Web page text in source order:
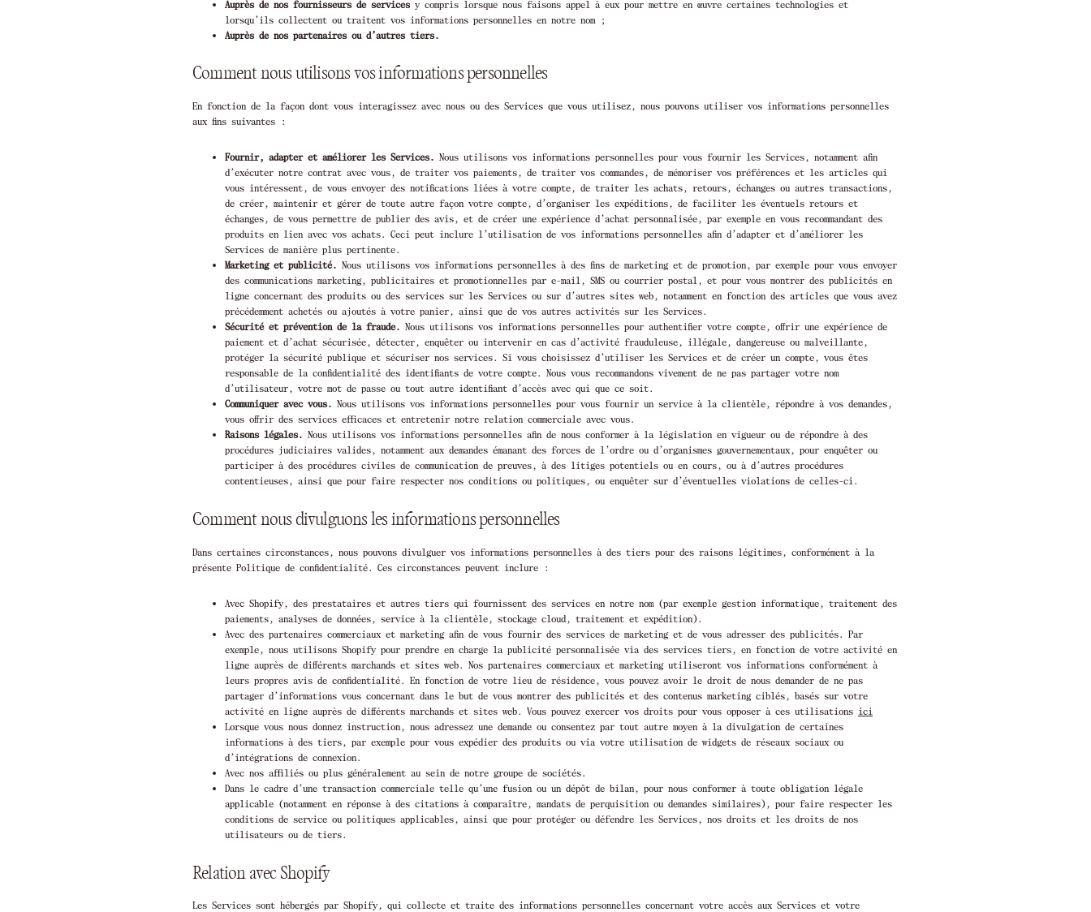
Auprès de nos fournisseurs de services y compris lorsque nous faisons appel à eux pour mettre en œuvre certaines technologies et
lorsqu’ils collectent ou traitent vos informations personnelles en notre nom ;
Auprès de nos partenaires ou d’autres tiers.
Comment nous utilisons vos informations personnelles
En fonction de la façon dont vous interagissez avec nous ou des Services que vous utilisez, nous pouvons utiliser vos informations personnelles
aux fins suivantes :
Fournir, adapter et améliorer les Services. Nous utilisons vos informations personnelles pour vous fournir les Services, notamment afin
d’exécuter notre contrat avec vous, de traiter vos paiements, de traiter vos commandes, de mémoriser vos préférences et les articles qui
vous intéressent, de vous envoyer des notifications liées à votre compte, de traiter les achats, retours, échanges ou autres transactions,
de créer, maintenir et gérer de toute autre façon votre compte, d’organiser les expéditions, de faciliter les éventuels retours et
échanges, de vous permettre de publier des avis, et de créer une expérience d’achat personnalisée, par exemple en vous recommandant des
produits en lien avec vos achats. Ceci peut inclure l’utilisation de vos informations personnelles afin d’adapter et d’améliorer les
Services de manière plus pertinente.
Marketing et publicité. Nous utilisons vos informations personnelles à des fins de marketing et de promotion, par exemple pour vous envoyer
des communications marketing, publicitaires et promotionnelles par e-mail, SMS ou courrier postal, et pour vous montrer des publicités en
ligne concernant des produits ou des services sur les Services ou sur d’autres sites web, notamment en fonction des articles que vous avez
précédemment achetés ou ajoutés à votre panier, ainsi que de vos autres activités sur les Services.
Sécurité et prévention de la fraude. Nous utilisons vos informations personnelles pour authentifier votre compte, offrir une expérience de
paiement et d’achat sécurisée, détecter, enquêter ou intervenir en cas d’activité frauduleuse, illégale, dangereuse ou malveillante,
protéger la sécurité publique et sécuriser nos services. Si vous choisissez d’utiliser les Services et de créer un compte, vous êtes
responsable de la confidentialité des identifiants de votre compte. Nous vous recommandons vivement de ne pas partager votre nom
d’utilisateur, votre mot de passe ou tout autre identifiant d’accès avec qui que ce soit.
Communiquer avec vous. Nous utilisons vos informations personnelles pour vous fournir un service à la clientèle, répondre à vos demandes,
vous offrir des services efficaces et entretenir notre relation commerciale avec vous.
Raisons légales. Nous utilisons vos informations personnelles afin de nous conformer à la législation en vigueur ou de répondre à des
procédures judiciaires valides, notamment aux demandes émanant des forces de l’ordre ou d’organismes gouvernementaux, pour enquêter ou
participer à des procédures civiles de communication de preuves, à des litiges potentiels ou en cours, ou à d’autres procédures
contentieuses, ainsi que pour faire respecter nos conditions ou politiques, ou enquêter sur d’éventuelles violations de celles-ci.
Comment nous divulguons les informations personnelles
Dans certaines circonstances, nous pouvons divulguer vos informations personnelles à des tiers pour des raisons légitimes, conformément à la
présente Politique de confidentialité. Ces circonstances peuvent inclure :
Avec Shopify, des prestataires et autres tiers qui fournissent des services en notre nom (par exemple gestion informatique, traitement des
paiements, analyses de données, service à la clientèle, stockage cloud, traitement et expédition).
Avec des partenaires commerciaux et marketing afin de vous fournir des services de marketing et de vous adresser des publicités. Par
exemple, nous utilisons Shopify pour prendre en charge la publicité personnalisée via des services tiers, en fonction de votre activité en
ligne auprès de différents marchands et sites web. Nos partenaires commerciaux et marketing utiliseront vos informations conformément à
leurs propres avis de confidentialité. En fonction de votre lieu de résidence, vous pouvez avoir le droit de nous demander de ne pas
partager d’informations vous concernant dans le but de vous montrer des publicités et des contenus marketing ciblés, basés sur votre
activité en ligne auprès de différents marchands et sites web. Vous pouvez exercer vos droits pour vous opposer à ces utilisations ici
Lorsque vous nous donnez instruction, nous adressez une demande ou consentez par tout autre moyen à la divulgation de certaines
informations à des tiers, par exemple pour vous expédier des produits ou via votre utilisation de widgets de réseaux sociaux ou
d’intégrations de connexion.
Avec nos affiliés ou plus généralement au sein de notre groupe de sociétés.
Dans le cadre d’une transaction commerciale telle qu’une fusion ou un dépôt de bilan, pour nous conformer à toute obligation légale
applicable (notamment en réponse à des citations à comparaître, mandats de perquisition ou demandes similaires), pour faire respecter les
conditions de service ou politiques applicables, ainsi que pour protéger ou défendre les Services, nos droits et les droits de nos
utilisateurs ou de tiers.
Relation avec Shopify
Les Services sont hébergés par Shopify, qui collecte et traite des informations personnelles concernant votre accès aux Services et votre